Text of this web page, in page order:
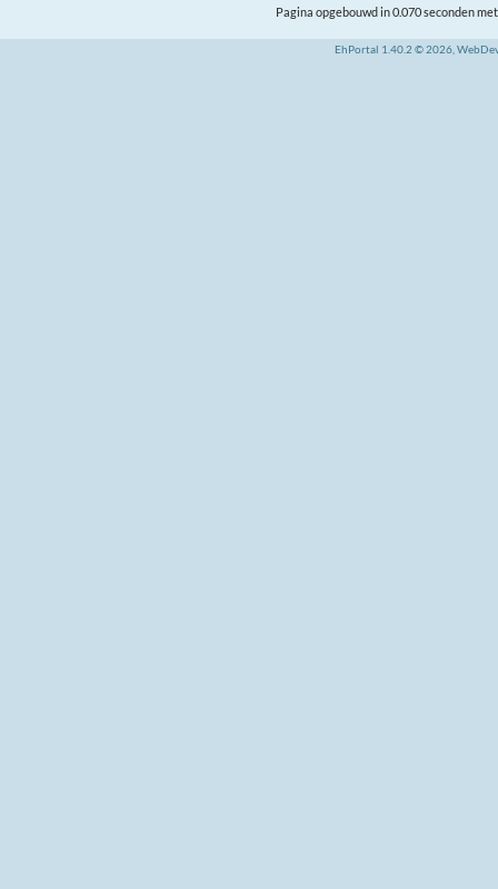
Pagina opgebouwd in 0.070 seconden
EhPortal 1.40.2 © 2026,